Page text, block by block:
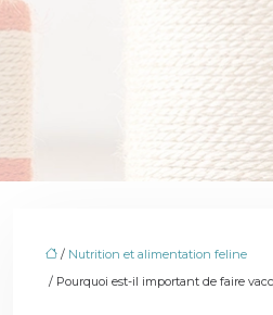
/ Nutrition et alimentation feline
/ Pourquoi est-il important de faire